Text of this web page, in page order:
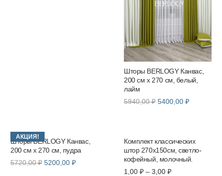
Шторы BERLOGY Канвас,
200 см х 270 см, белый,
лайм
5940,00₽ Первоначальная
5400,00 ₽Текущая
АКЦИЯ!
Шторы BERLOGY Канвас,
200 см х 270 см, пудра
5720,00₽ Первоначальная
5200,00 ₽Текущая
Комплект классических
штор 270х150см, светло-
кофейный, молочный.
1,00 ₽ – 3,00 ₽Диапазон